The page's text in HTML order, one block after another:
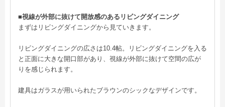
■視線が外部に抜けて開放感のあるリビングダイニング
まずはリビングダイニングから見ていきます。
リビングダイニングの広さは10.4帖。リビングダイニングを入る
と正面に大きな開口部があり、視線が外部に抜けて空間の広が
りを感じられます。
建具はガラスが用いられたブラウンのシックなデザインです。